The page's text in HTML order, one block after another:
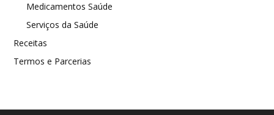
Medicamentos Saúde
Serviços da Saúde
Receitas
Termos e Parcerias